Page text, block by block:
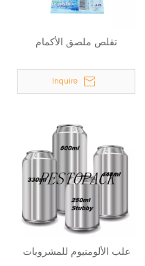
تقلص ملصق الأكمام
Inquire
علب الألومنيوم للمشروبات